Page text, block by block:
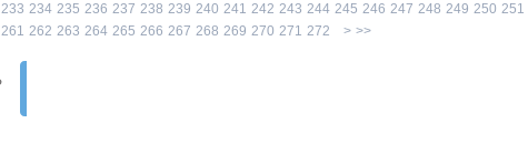
233 234 235 236 237 238 239 240 241 242 243 244 245 246 247 248 249 250 251
261 262 263 264 265 266 267 268 269 270 271 272 > >>